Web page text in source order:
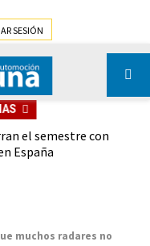
SESIÓN
el semestre con
España
muchos radares no